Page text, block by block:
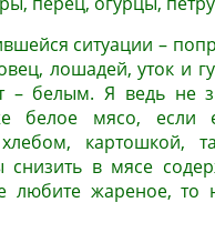
ситуации –
лошадей, уток и
– белым. Я ведь не
белое мясо, если
картошкой,
снизить в мясе
любите жареное,